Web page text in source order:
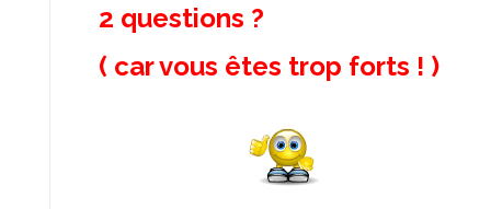
2 questions ?
( car vous êtes trop forts ! )